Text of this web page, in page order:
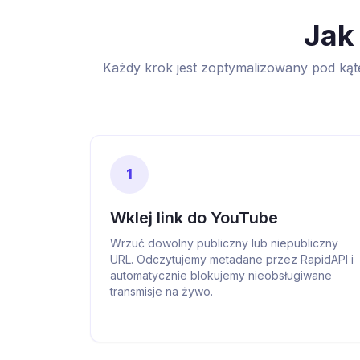
Jak
Każdy krok jest zoptymalizowany pod
1
Wklej link do YouTube
Wrzuć dowolny publiczny lub niepubliczny
URL. Odczytujemy metadane przez RapidAPI i
automatycznie blokujemy nieobsługiwane
transmisje na żywo.